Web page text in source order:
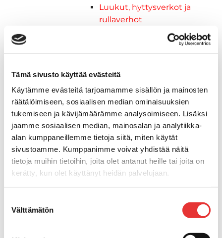
Tämä sivusto käyttää evästeitä
Käytämme evästeitä tarjoamamme sisällön ja mainosten
räätälöimiseen, sosiaalisen median ominaisuuksien
tukemiseen ja kävijämäärämme analysoimiseen. Lisäksi
jaamme sosiaalisen median, mainosalan ja analytiikka-
alan kumppaneillemme tietoja siitä, miten käytät
sivustoamme. Kumppanimme voivat yhdistää näitä
tietoja muihin tietoihin, joita olet antanut heille tai joita on
kerätty, kun olet käyttänyt heidän palvelujaan.
valinta
Välttämätön
Luukut, hyttysverkot ja
rullaverhot
Hyttysverkot
Verhot
Kasettitikkaat
Keulatikkaat
Köysitikkaat
Kiinnikkeet ja tukijalat
Kävelysillat
Muut kiinnityshelat
Koukkupidike
Pidike "clips", muovia
Reuna-, köli-, törmäyslistat ja kansikate